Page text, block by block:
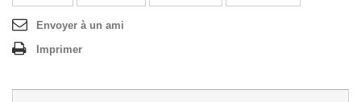
Envoyer à un ami
Imprimer